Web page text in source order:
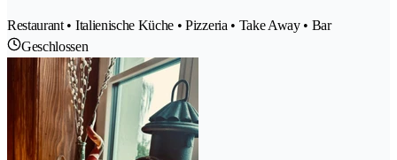
Restaurant • Italienische Küche • Pizzeria • Take Away • Bar
Geschlossen